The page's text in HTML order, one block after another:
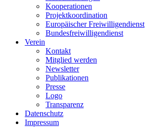
Kooperationen
Projektkoordination
Europäischer Freiwilligendienst
Bundesfreiwilligendienst
Verein
Kontakt
Mitglied werden
Newsletter
Publikationen
Presse
Logo
Transparenz
Datenschutz
Impressum